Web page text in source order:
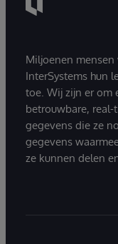
Miljoenen
InterSystems hun
toe. Wij zijn er om
betrouwbare,
gegevens die ze
gegevens
ze kunnen delen